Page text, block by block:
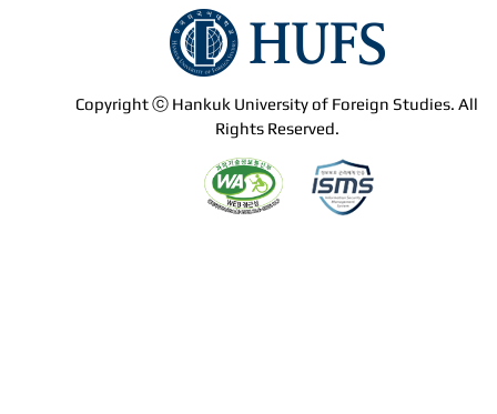
Copyright ⓒ Hankuk University of Foreign Studies. All
Rights Reserved.